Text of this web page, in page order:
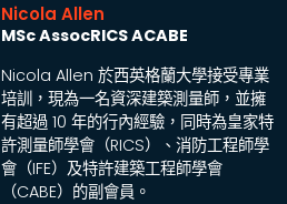
Nicola Allen
MSc AssocRICS ACABE
Nicola Allen 於西英格蘭大學接受專業
培訓，現為一名資深建築測量師，並擁
有超過 10 年的行內經驗，同時為皇家特
許測量師學會（RICS）、消防工程師學
會（IFE）及特許建築工程師學會
（CABE）的副會員。